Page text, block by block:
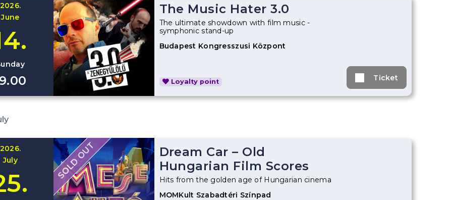
2026.
June
The Music Hater 3.0
The ultimate showdown with film music -
symphonic stand-up
Budapest Kongresszusi Központ
Loyalty point Ticket
2026.
July
SOLD OUT
Dream Car – Old
Hungarian Film Scores
Hits from the golden age of Hungarian cinema
MOMKult Szabadtéri Színpad